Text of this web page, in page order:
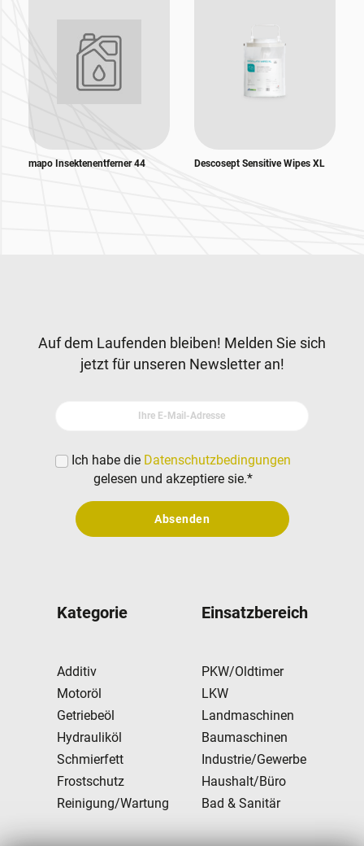
mapo Insektenentferner 44 Descosept Sensitive Wipes XL
Kategorie
Additiv
Motoröl
Getriebeöl
Hydrauliköl
Schmierfett
Frostschutz
Reinigung/Wartung
Einsatzbereich
PKW/Oldtimer
LKW
Landmaschinen
Baumaschinen
Industrie/Gewerbe
Haushalt/Büro
Bad & Sanitär
Newsletter
Auf dem Laufenden bleiben! Melden Sie sich
jetzt für unseren Newsletter an!
Ihre E-Mail-Adresse
Ich habe die Datenschutzbedingungen
gelesen und akzeptiere sie.*
Absenden